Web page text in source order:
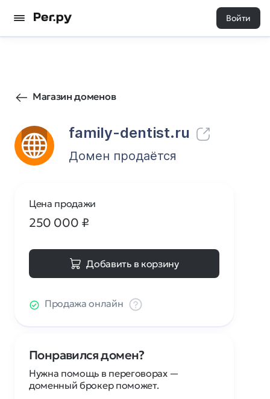
Войти
Магазин доменов
family-dentist.ru
22 0
Домен продаётся
Цена продажи
250 000 ₽
Добавить в корзину
Продажа онлайн
Понравился домен?
Нужна помощь в переговорах —
доменный брокер поможет.